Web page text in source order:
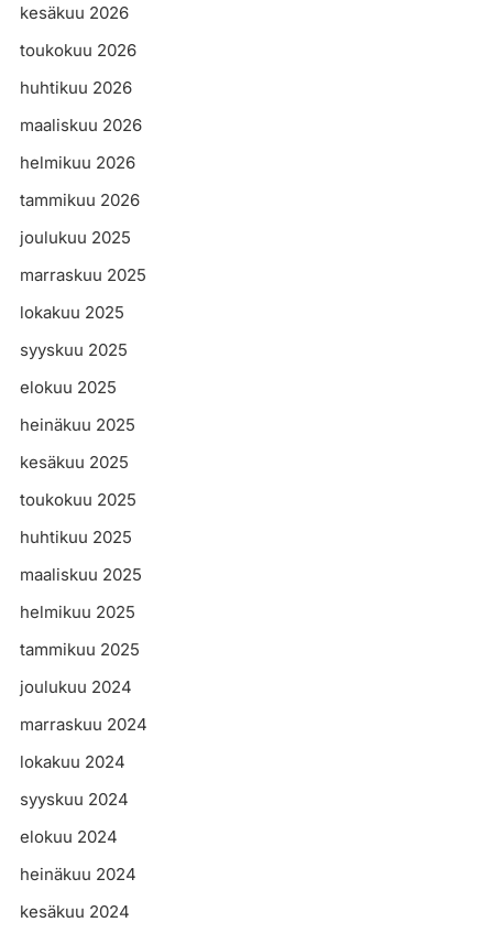
kesäkuu 2026
toukokuu 2026
huhtikuu 2026
maaliskuu 2026
helmikuu 2026
tammikuu 2026
joulukuu 2025
marraskuu 2025
lokakuu 2025
syyskuu 2025
elokuu 2025
heinäkuu 2025
kesäkuu 2025
toukokuu 2025
huhtikuu 2025
maaliskuu 2025
helmikuu 2025
tammikuu 2025
joulukuu 2024
marraskuu 2024
lokakuu 2024
syyskuu 2024
elokuu 2024
heinäkuu 2024
kesäkuu 2024